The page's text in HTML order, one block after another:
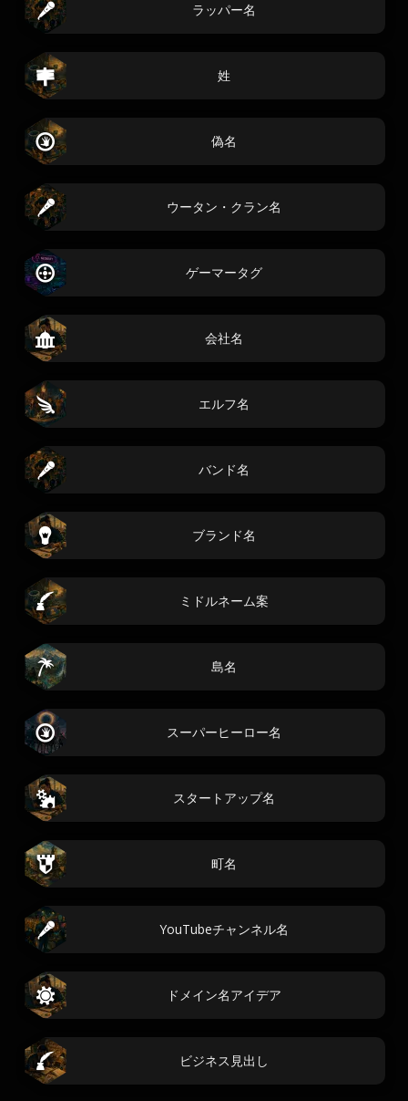
ラッパー名
姓
偽名
ウータン・クラン名
ゲーマータグ
会社名
エルフ名
バンド名
ブランド名
ミドルネーム案
島名
スーパーヒーロー名
スタートアップ名
町名
YouTubeチャンネル名
ドメイン名アイデア
ビジネス見出し